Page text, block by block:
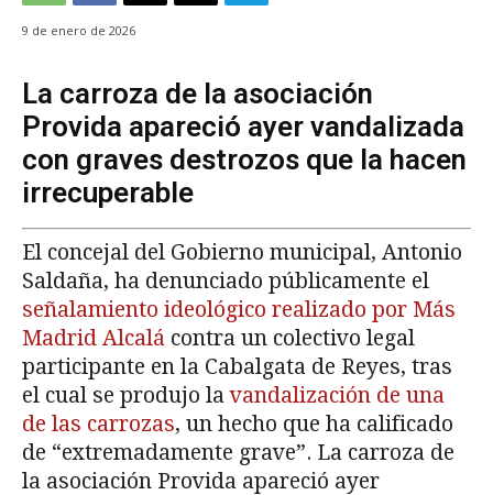
9 de enero de 2026
La carroza de la asociación
Provida apareció ayer vandalizada
con graves destrozos que la hacen
irrecuperable
El concejal del Gobierno municipal, Antonio
Saldaña, ha denunciado públicamente el
señalamiento ideológico realizado por Más
Madrid Alcalá contra un colectivo legal
participante en la Cabalgata de Reyes, tras
el cual se produjo lavandalización de una
de las carrozas, un hecho que ha calificado
de “extremadamente grave”. La carroza de
la asociación Provida apareció ayer